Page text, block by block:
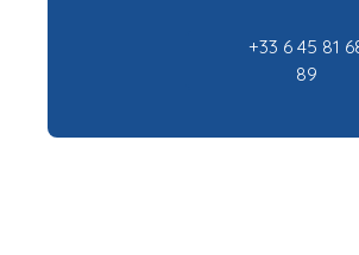
+33 6 45 81
89